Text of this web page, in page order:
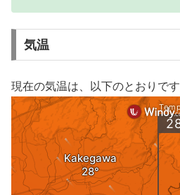
気温
現在の気温は、以下のとおりです